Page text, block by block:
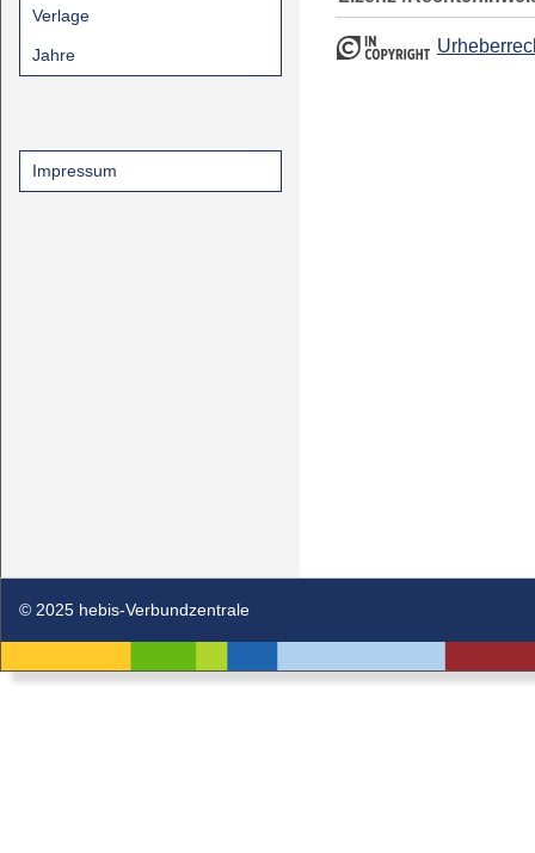
Verlage
Jahre
Impressum
© 2025 hebis-Verbundzentrale